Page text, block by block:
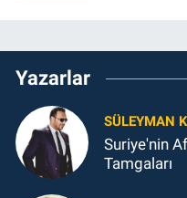
Yazarlar
SÜLEYMAN
Suriye'nin
Tamgaları